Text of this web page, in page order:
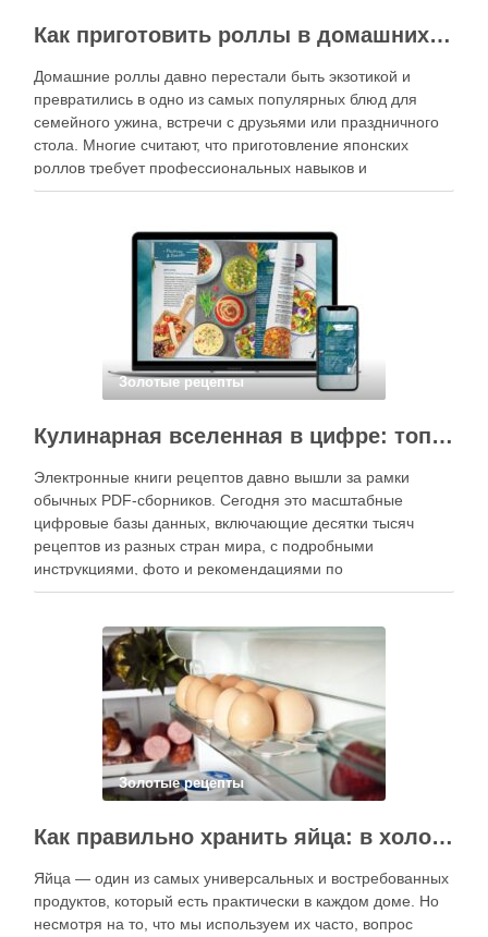
Как приготовить роллы в домашних условиях?
Домашние роллы давно перестали быть экзотикой и
превратились в одно из самых популярных блюд для
семейного ужина, встречи с друзьями или праздничного
стола. Многие считают, что приготовление японских
роллов требует профессиональных навыков и
специального оборудования, однако на практике сделать
кухне. Главное — …
Золотые рецепты
Кулинарная вселенная в цифре: топ-3 самых больших электронных книг рецептов
Электронные книги рецептов давно вышли за рамки
обычных PDF-сборников. Сегодня это масштабные
цифровые базы данных, включающие десятки тысяч
рецептов из разных стран мира, с подробными
инструкциями, фото и рекомендациями по
приготовлению. В отличие от печатных изданий,
контент, расширять коллекции блюд и добавлять новые
функции. Ниже …
Золотые рецепты
Как правильно хранить яйца: в холодильнике или на полке?
Яйца — один из самых универсальных и востребованных
продуктов, который есть практически в каждом доме. Но
несмотря на то, что мы используем их часто, вопрос